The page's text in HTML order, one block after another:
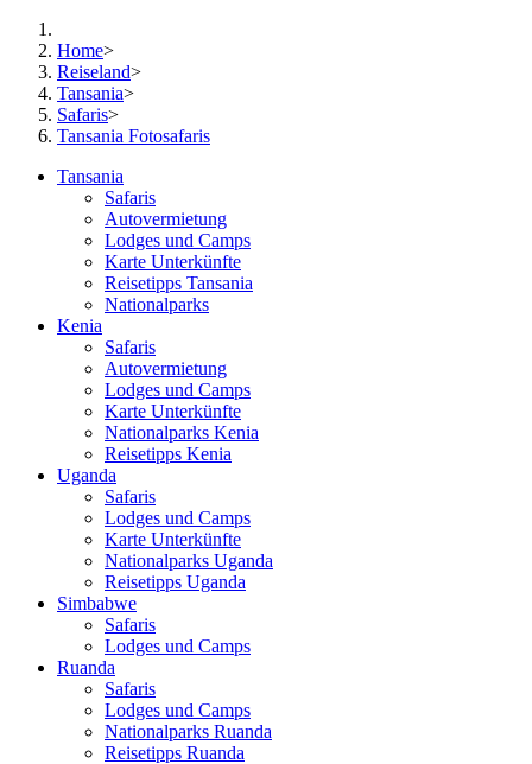
Home>
Reiseland>
Tansania>
Safaris>
Tansania Fotosafaris
Tansania
Safaris
Autovermietung
Lodges und Camps
Karte Unterkünfte
Reisetipps Tansania
Nationalparks
Kenia
Safaris
Autovermietung
Lodges und Camps
Karte Unterkünfte
Nationalparks Kenia
Reisetipps Kenia
Uganda
Safaris
Lodges und Camps
Karte Unterkünfte
Nationalparks Uganda
Reisetipps Uganda
Simbabwe
Safaris
Lodges und Camps
Ruanda
Safaris
Lodges und Camps
Nationalparks Ruanda
Reisetipps Ruanda